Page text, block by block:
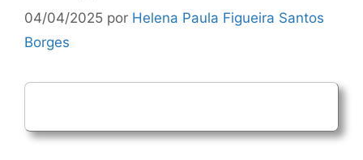
04/04/2025 por Helena Paula Figueira Santos
Borges